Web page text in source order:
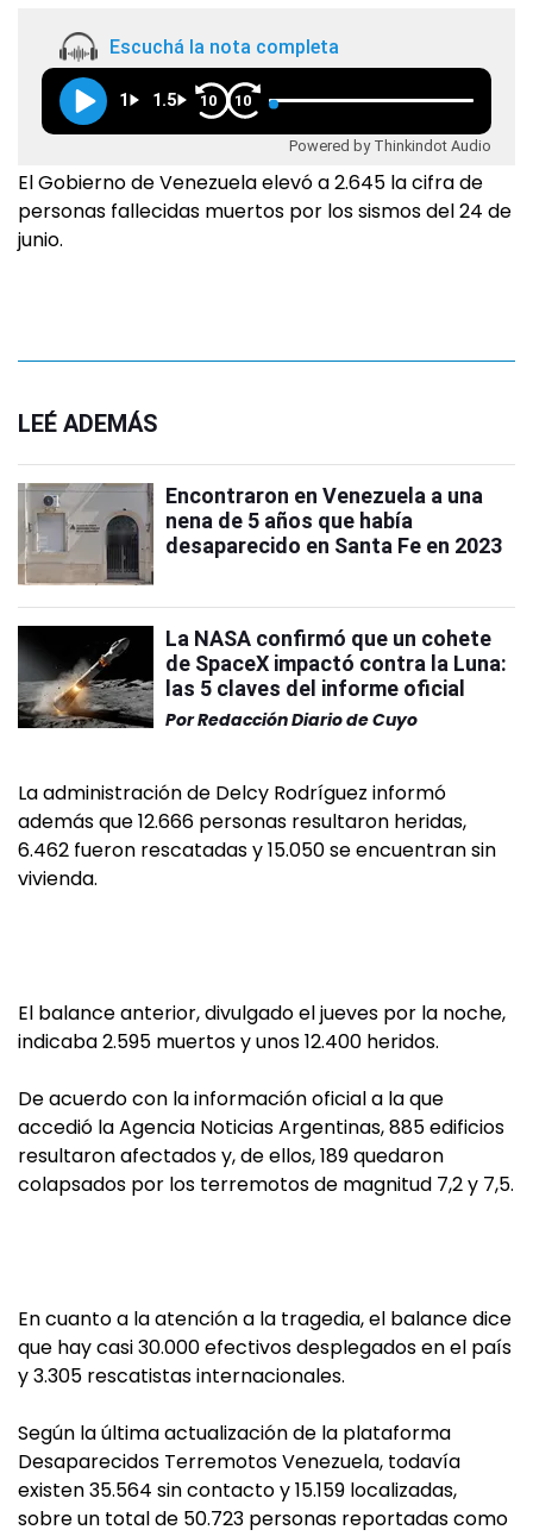
Escuchá la nota completa
1 1.5 10 10
Powered by Thinkindot Audio
El Gobierno de Venezuela elevó a 2.645 la cifra de
personas fallecidas muertos por los sismos del 24 de
junio.
LEÉ ADEMÁS
Encontraron en Venezuela a una
nena de 5 años que había
desaparecido en Santa Fe en 2023
La NASA confirmó que un cohete
de SpaceX impactó contra la Luna:
las 5 claves del informe oficial
PorRedacción Diario de Cuyo
La administración de Delcy Rodríguez informó
además que 12.666 personas resultaron heridas,
6.462 fueron rescatadas y 15.050 se encuentran sin
vivienda.
El balance anterior, divulgado el jueves por la noche,
indicaba 2.595 muertos y unos 12.400 heridos.
De acuerdo con la información oficial a la que
accedió la Agencia Noticias Argentinas, 885 edificios
resultaron afectados y, de ellos, 189 quedaron
colapsados por los terremotos de magnitud 7,2 y 7,5.
En cuanto a la atención a la tragedia, el balance dice
que hay casi 30.000 efectivos desplegados en el país
y 3.305 rescatistas internacionales.
Según la última actualización de la plataforma
Desaparecidos Terremotos Venezuela, todavía
existen 35.564 sin contacto y 15.159 localizadas,
sobre un total de 50.723 personas reportadas como